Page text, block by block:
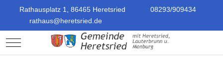
Rathausplatz 1, 86465 Heretsried
08293/909434
rathaus@heretsried.de
Mobile Menu Toggle